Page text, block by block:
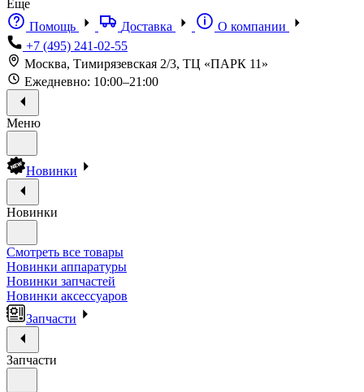
Еще
Помощь
Доставка
О компании
+7 (495) 241-02-55
Москва, Тимирязевская 2/3, ТЦ «ПАРК 11»
Ежедневно: 10:00–21:00
Меню
Новинки
Новинки
Смотреть все товары
Новинки аппаратуры
Новинки запчастей
Новинки аксессуаров
Запчасти
Запчасти